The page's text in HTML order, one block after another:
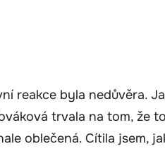
reakce byla nedůvěra.
trvala na tom, že
oblečená. Cítila jsem,